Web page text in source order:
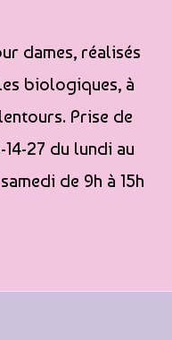
dames, réalisés
biologiques, à
Prise de
27 du lundi au
de 9h à 15h